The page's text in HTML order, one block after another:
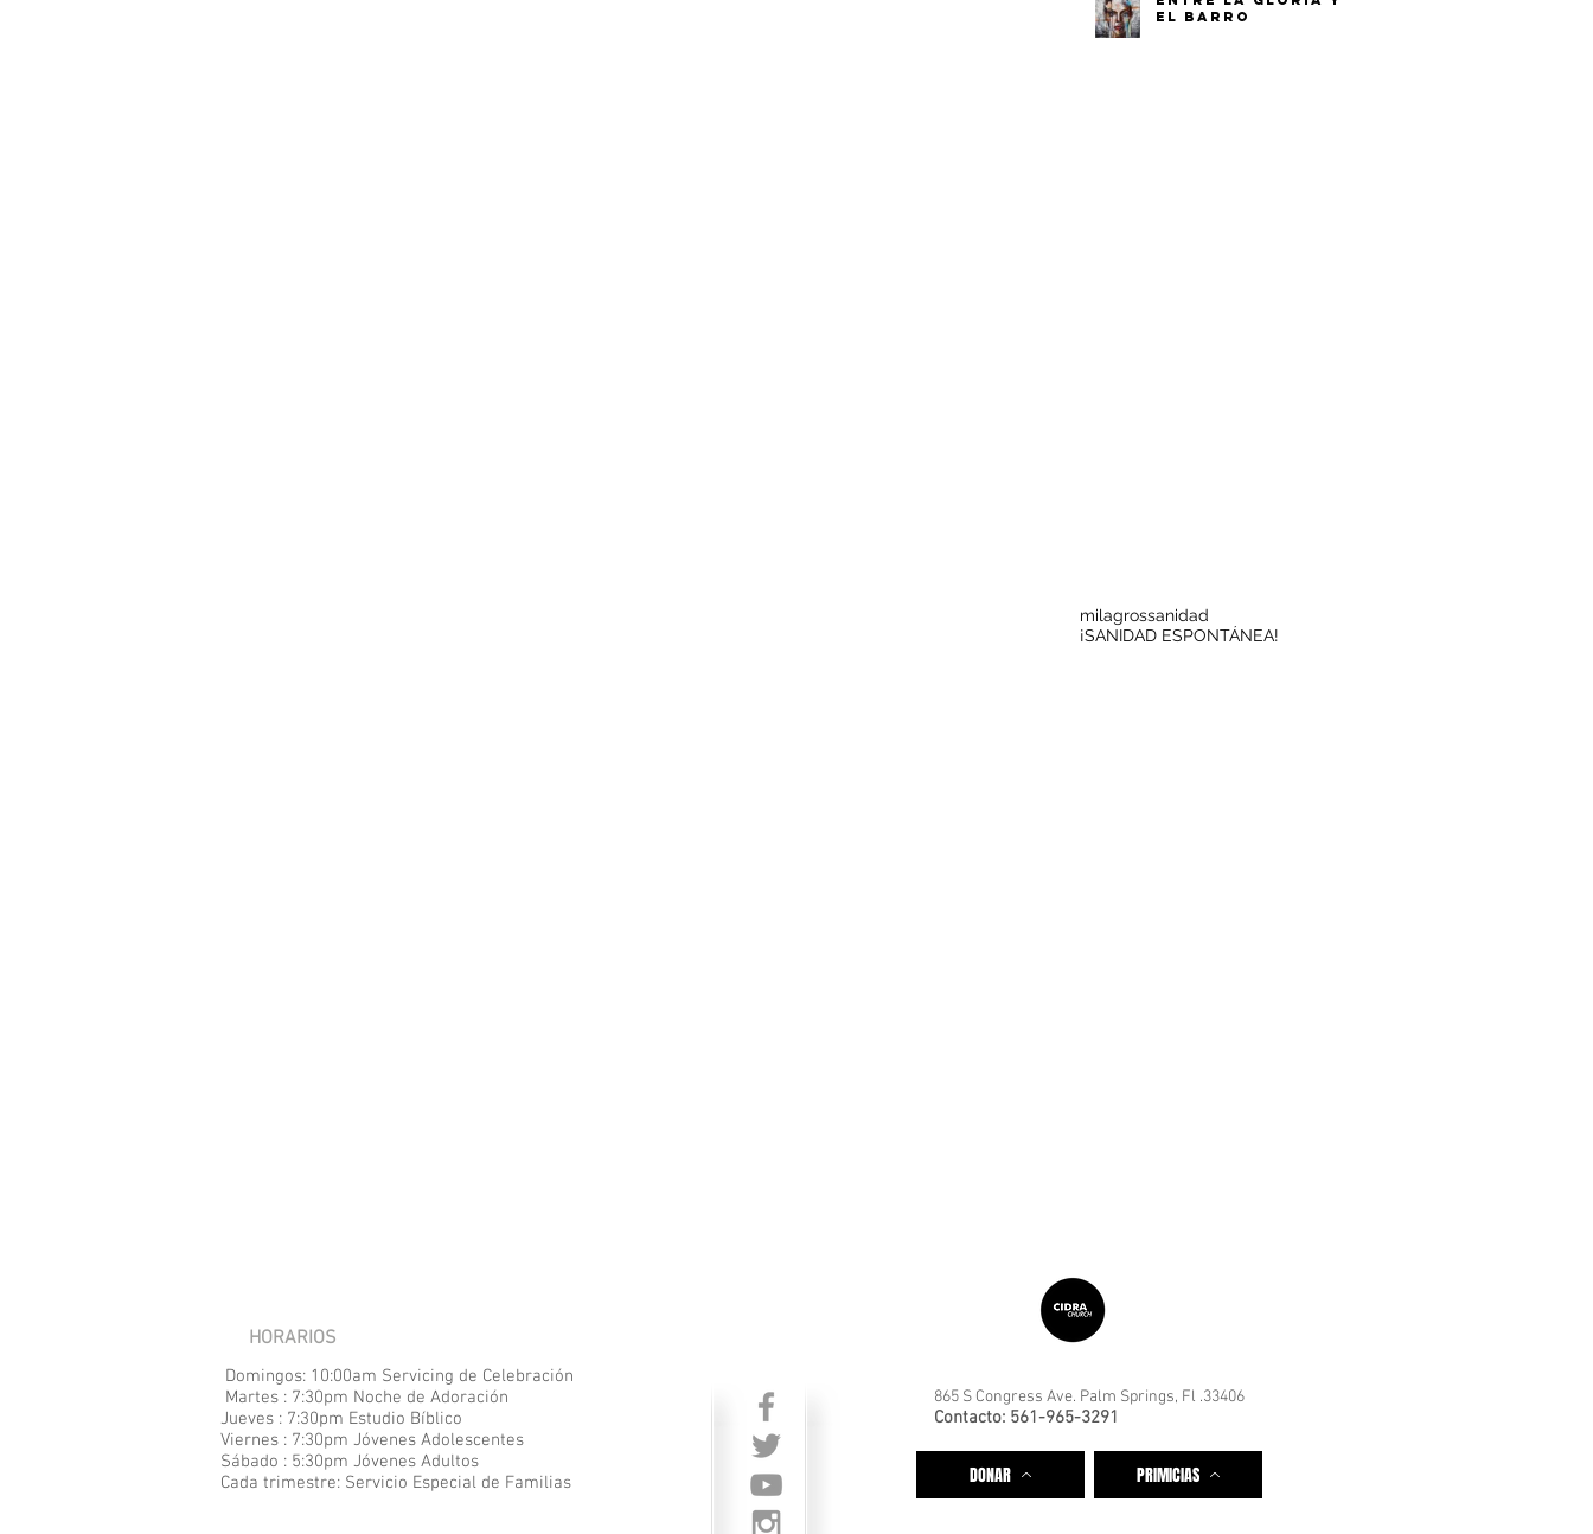
EL BARRO
milagrossanidad
¡SANIDAD ESPONTÁNEA!
HORARIOS
Domingos: 10:00am Servicing de Celebración
Martes : 7:30pm Noche de Adoración
Jueves : 7:30pm Estudio Bíblico
Viernes : 7:30pm Jóvenes Adolescentes
Sábado : 5:30pm Jóvenes Adultos
Cada trimestre: Servicio Especial de Familias
865 S Congress Ave. Palm Springs, Fl .33406
Contacto: 561-965-3291
DONAR PRIMICIAS